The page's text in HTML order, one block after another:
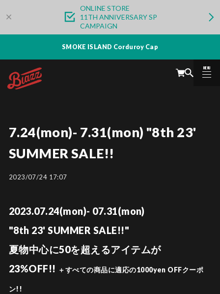
ONLINE STORE
11TH ANNIVERSARY SP
CAMPAIGN
SMOKE ISLAND Corduroy Cap
MENU
CLOSE
7.24(mon)- 7.31(mon) "8th 23'
SUMMER SALE!!
2023/07/24 17:07
2023.07.24(mon)- 07.31(mon)
"8th 23' SUMMER SALE!!"
夏物中心に50を超えるアイテムが
23%OFF!! ＋すべての商品に適応の1000yen OFFクーポ
ン!!